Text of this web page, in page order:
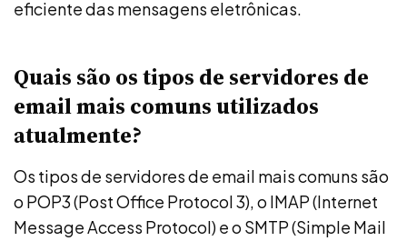
eficiente das mensagens eletrônicas.
Quais são os tipos de servidores de
email mais comuns utilizados
atualmente?
Os tipos de servidores de email mais comuns são
o POP3 (Post Office Protocol 3), o IMAP (Internet
Message Access Protocol) e o SMTP (Simple Mail